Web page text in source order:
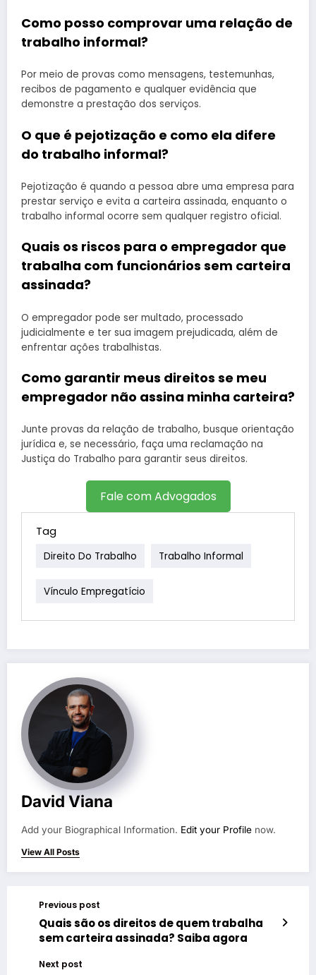
Como posso comprovar uma relação de
trabalho informal?
Por meio de provas como mensagens, testemunhas,
recibos de pagamento e qualquer evidência que
demonstre a prestação dos serviços.
O que é pejotização e como ela difere
do trabalho informal?
Pejotização é quando a pessoa abre uma empresa para
prestar serviço e evita a carteira assinada, enquanto o
trabalho informal ocorre sem qualquer registro oficial.
Quais os riscos para o empregador que
trabalha com funcionários sem carteira
assinada?
O empregador pode ser multado, processado
judicialmente e ter sua imagem prejudicada, além de
enfrentar ações trabalhistas.
Como garantir meus direitos se meu
empregador não assina minha carteira?
Junte provas da relação de trabalho, busque orientação
jurídica e, se necessário, faça uma reclamação na
Justiça do Trabalho para garantir seus direitos.
Fale com Advogados
Tag
Direito Do Trabalho Trabalho Informal
Vínculo Empregatício
David Viana
Add your Biographical Information. Edit your Profile now.
View All Posts
Previous post
Quais são os direitos de quem trabalha
sem carteira assinada? Saiba agora
Next post